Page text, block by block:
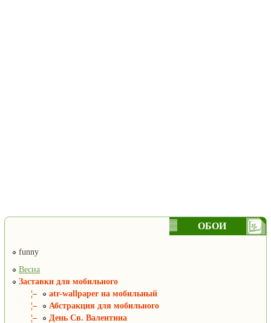
ОБОИ
funny
Весна
Заставки для мобильного
¦–
atr-wallpaper на мобильный
¦–
Абстракция для мобильного
¦–
День Св. Валентина